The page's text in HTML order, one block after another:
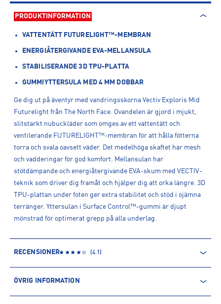
PRODUKTINFORMATION
VATTENTÄTT FUTURELIGHT™-MEMBRAN
ENERGIÅTERGIVANDE EVA-MELLANSULA
STABILISERANDE 3D TPU-PLATTA
GUMMIYTTERSULA MED 4 MM DOBBAR
Ge dig ut på äventyr med vandringsskorna Vectiv Exploris Mid
Futurelight från The North Face. Ovandelen är gjord i mjukt,
slitstarkt nubuckläder som omges av ett vattentätt och
ventilerande FUTURELIGHT™-membran för att hålla fötterna
torra och svala oavsett väder. Det medelhöga skaftet har mesh
och vadderingar för god komfort. Mellansulan har
stötdämpande och energiåtergivande EVA-skum med VECTIV-
teknik som driver dig framåt och hjälper dig att orka längre. 3D
TPU-plattan under foten ger extra stabilitet och stöd i ojämna
terränger. Yttersulan i Surface Control™-gummi är djupt
mönstrad för optimerat grepp på alla underlag.
RECENSIONER (4.1 )
ÖVRIG INFORMATION